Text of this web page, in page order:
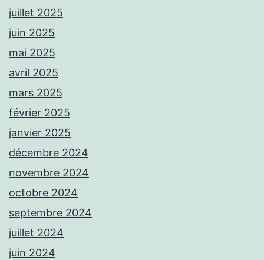
juillet 2025
juin 2025
mai 2025
avril 2025
mars 2025
février 2025
janvier 2025
décembre 2024
novembre 2024
octobre 2024
septembre 2024
juillet 2024
juin 2024